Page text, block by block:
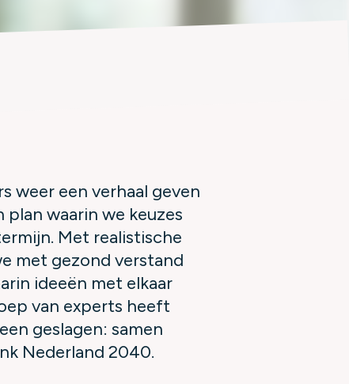
weer een verhaal geven
waarin we keuzes
Met realistische
met gezond verstand
ideeën met elkaar
van experts heeft
geslagen: samen
Nederland 2040.